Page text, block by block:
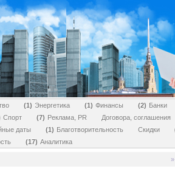
1 Энергетика 1 Финансы 2 Банки
Спорт 7 Реклама, PR Договора, соглашения
даты 1 Благотворительность Скидки
17 Аналитика
»